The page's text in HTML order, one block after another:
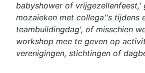
babyshower of vrijgezellenfeest,'
mozaieken met collega''s tijdens
teambuildingdag', of misschien
workshop mee te geven op
verenigingen, stichtingen of